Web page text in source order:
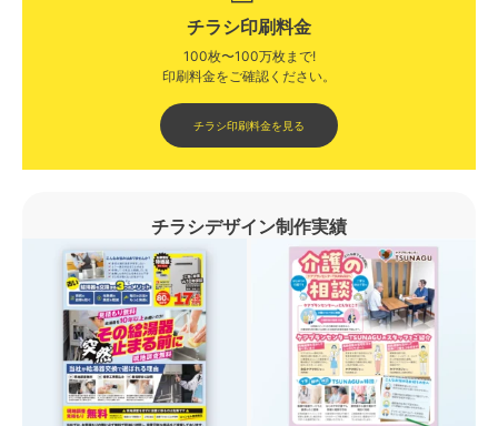
チラシ印刷料金
100枚〜100万枚まで!
印刷料金をご確認ください。​
チラシ印刷料金を見る
チラシデザイン制作実績